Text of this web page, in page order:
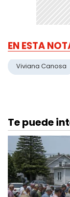
EN ESTA
Viviana Canosa